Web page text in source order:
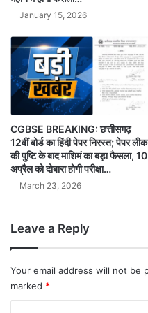
January 15, 2026
CGBSE BREAKING: छत्तीसगढ़
12वीं बोर्ड का हिंदी पेपर निरस्त; पेपर लीक
की पुष्टि के बाद माशिमं का बड़ा फैसला, 10
अप्रैल को दोबारा होगी परीक्षा…
March 23, 2026
Leave a Reply
Your email address will not be
marked *